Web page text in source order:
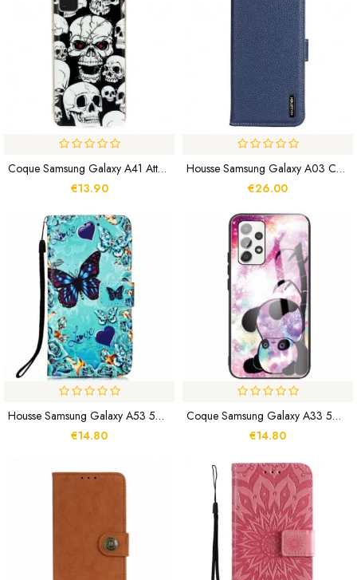
Coque Samsung Galaxy A41 Attention Têtes De Mort Fluorescente
€13.90
Housse Samsung Galaxy A03 Core Véritable Cuir Litchi KHAZNEH RFID
€26.00
Housse Samsung Galaxy A53 5G Papillons À Lanière
€14.80
Coque Samsung Galaxy A33 5G Verre Trempé Panda
€14.80